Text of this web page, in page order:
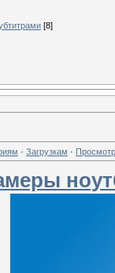
[8]
· Загрузкам ·